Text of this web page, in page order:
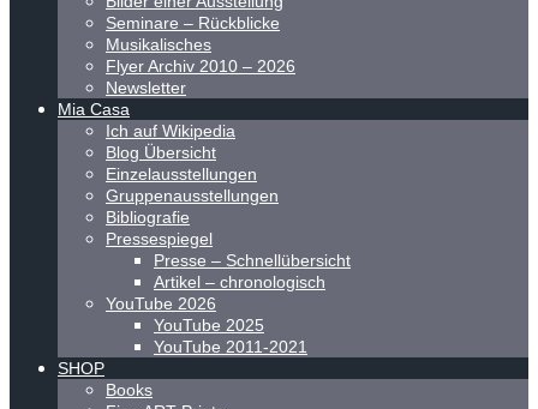
Seminare – Rückblicke
Musikalisches
Flyer Archiv 2010 – 2026
Newsletter
Mia Casa
Ich auf Wikipedia
Blog Übersicht
Einzelausstellungen
Gruppenausstellungen
Bibliografie
Pressespiegel
Presse – Schnellübersicht
Artikel – chronologisch
YouTube 2026
YouTube 2025
YouTube 2011-2021
SHOP
Books